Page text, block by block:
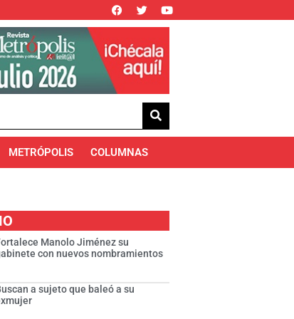
METRÓPOLIS COLUMNAS
Manolo Jiménez su
con nuevos nombramientos
a sujeto que baleó a su